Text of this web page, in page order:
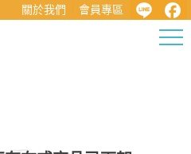
關於我們 會員專區